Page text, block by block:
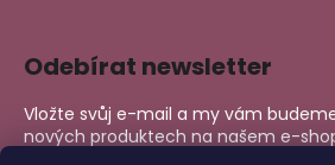
Odebírat newsletter
Vložte svůj e-mail a my vám
nových produktech na našem e-